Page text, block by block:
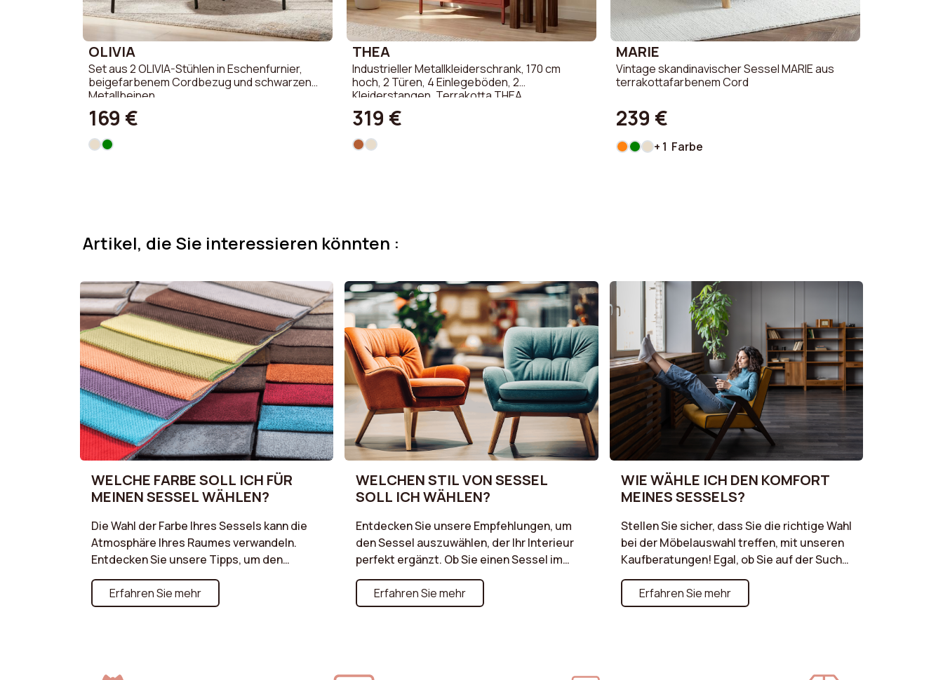
OLIVIA
Set aus 2 OLIVIA-Stühlen in Eschenfurnier,
beigefarbenem Cordbezug und schwarzen
Metallbeinen
169 €
THEA
Industrieller Metallkleiderschrank, 170 cm
hoch, 2 Türen, 4 Einlegeböden, 2
Kleiderstangen, Terrakotta THEA
319 €
MARIE
Vintage skandinavischer Sessel MARIE aus
terrakottafarbenem Cord
239 €
+ 1 Farbe
Artikel, die Sie interessieren könnten :
WELCHE FARBE SOLL ICH FÜR
MEINEN SESSEL WÄHLEN?
Die Wahl der Farbe Ihres Sessels kann die
Atmosphäre Ihres Raumes verwandeln.
Entdecken Sie unsere Tipps, um den
idealen Farbton zu wählen, der sich in Ihre
bestehende Dekoration einfügt und
gleichzeitig einen eleganten Akzent setzt.
Erfahren Sie mehr
WELCHEN STIL VON SESSEL
SOLL ICH WÄHLEN?
Entdecken Sie unsere Empfehlungen, um
den Sessel auszuwählen, der Ihr Interieur
perfekt ergänzt. Ob Sie einen Sessel im
schlichten skandinavischen Stil, ein
charaktervolles Vintage-Modell oder einen
zeitlosen klassischen Sessel suchen – wir
Erfahren Sie mehr
WIE WÄHLE ICH DEN KOMFORT
MEINES SESSELS?
Stellen Sie sicher, dass Sie die richtige Wahl
bei der Möbelauswahl treffen, mit unseren
Kaufberatungen! Egal, ob Sie auf der Suche
nach dem perfekten Sofa, einem bequemen
Sessel oder einem praktischen Pouf sind,
unsere Kaufberatungen bieten wertvolle
Erfahren Sie mehr